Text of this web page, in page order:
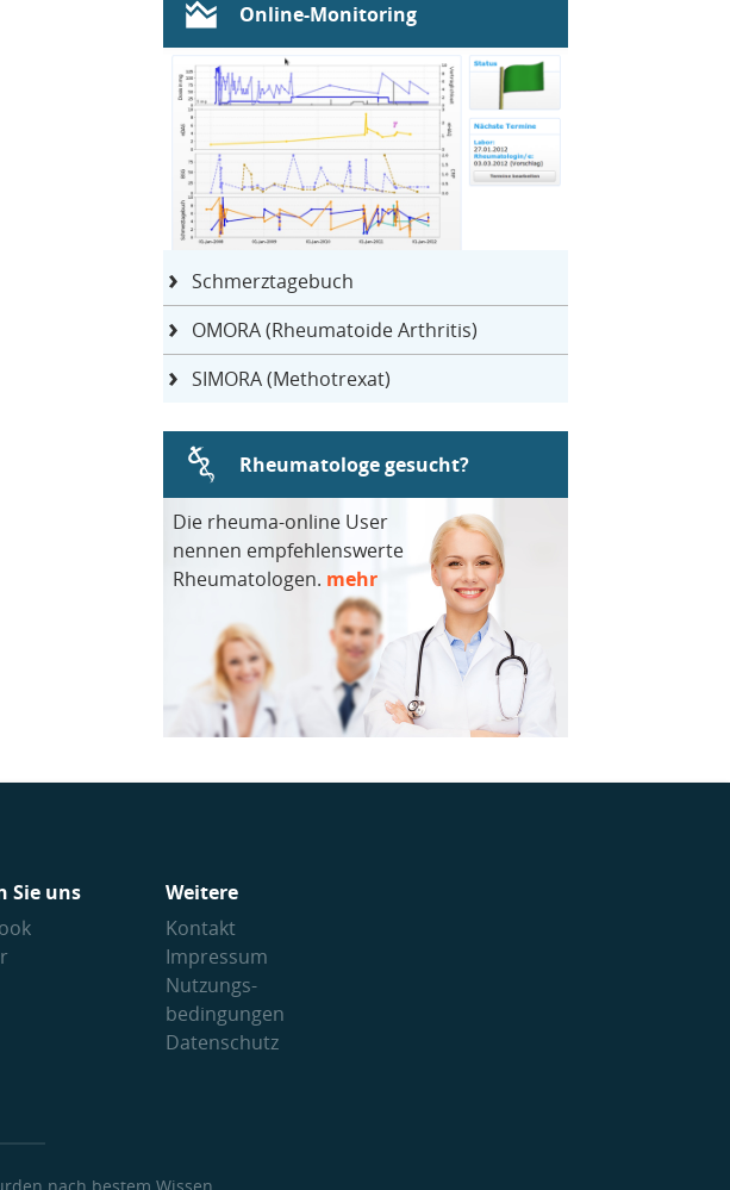
Online-Monitoring
Schmerztagebuch
OMORA (Rheumatoide Arthritis)
SIMORA (Methotrexat)
Rheumatologe gesucht?
Die rheuma-online User
nennen empfehlenswerte
Rheumatologen. mehr
Sie uns
Weitere
Kontakt
Impressum
Nutzungs­
bedingungen
Datenschutz